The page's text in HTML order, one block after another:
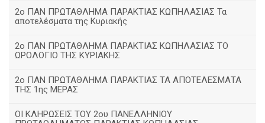
2ο ΠΑΝ ΠΡΩΤΑΘΛΗΜΑ ΠΑΡΑΚΤΙΑΣ ΚΩΠΗΛΑΣΙΑΣ Τα
αποτελέσματα της Κυριακής
2ο ΠΑΝ ΠΡΩΤΑΘΛΗΜΑ ΠΑΡΑΚΤΙΑΣ ΚΩΠΗΛΑΣΙΑΣ ΤΟ
ΩΡΟΛΟΓΙΟ ΤΗΣ ΚΥΡΙΑΚΗΣ
2ο ΠΑΝ ΠΡΩΤΑΘΛΗΜΑ ΠΑΡΑΚΤΙΑΣ ΤΑ ΑΠΟΤΕΛΕΣΜΑΤΑ
ΤΗΣ 1ης ΜΕΡΑΣ
ΟΙ ΚΛΗΡΩΣΕΙΣ ΤΟΥ 2ου ΠΑΝΕΛΛΗΝΙΟΥ